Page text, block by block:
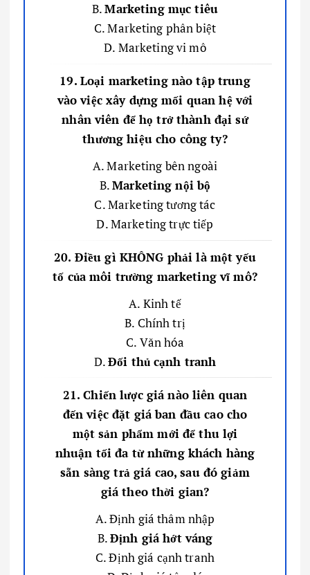
B.Marketing mục tiêu
C. Marketing phân biệt
D. Marketing vi mô
19. Loại marketing nào tập trung
vào việc xây dựng mối quan hệ với
nhân viên để họ trở thành đại sứ
thương hiệu cho công ty?
A. Marketing bên ngoài
B.Marketing nội bộ
C. Marketing tương tác
D. Marketing trực tiếp
20. Điều gì KHÔNG phải là một yếu
tố của môi trường marketing vĩ mô?
A. Kinh tế
B. Chính trị
C. Văn hóa
D.Đối thủ cạnh tranh
21. Chiến lược giá nào liên quan
đến việc đặt giá ban đầu cao cho
một sản phẩm mới để thu lợi
nhuận tối đa từ những khách hàng
sẵn sàng trả giá cao, sau đó giảm
giá theo thời gian?
A. Định giá thâm nhập
B.Định giá hớt váng
C. Định giá cạnh tranh